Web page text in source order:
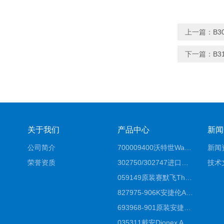
上一篇：
下一篇：
关于我们
公司简介
荣誉资质
产品中心
827975-906K安捷伦Agilent原装ZORBAX液相色谱柱*
新
新闻
技术